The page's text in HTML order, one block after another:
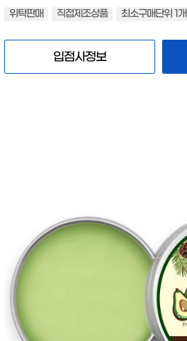
위탁판매 직접제조상품 최소구매단위 1개
입점사정보